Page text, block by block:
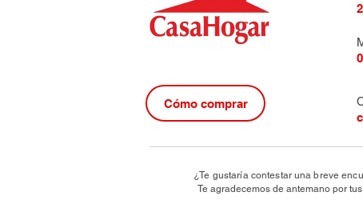
¿Te gustaría contestar una breve
Te agradecemos de antemano por
Cómo comprar